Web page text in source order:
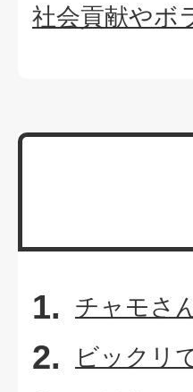
社会貢献やボ
チャモさ
ビックリ